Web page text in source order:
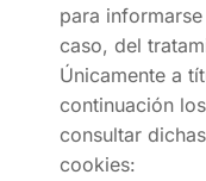
para
caso, del
Únicamente a
continuación
consultar
cookies: